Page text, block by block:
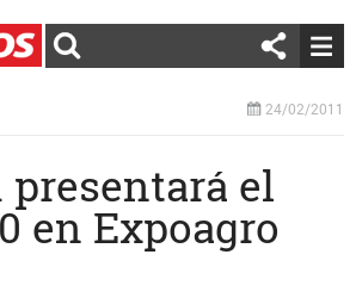
24/02/2011
el
en Expoagro